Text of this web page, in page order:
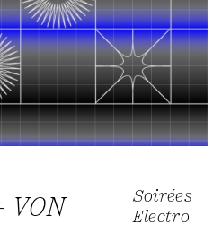
VON
Soirées
Electro